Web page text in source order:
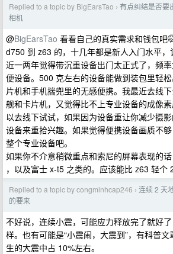
Replied to a topic by BigEarsTao › 有点纠结是否要
相机
@BigEarsTao 看看自己的真实需求和钱包吧
d750 到 z63 的，十几年都是新人入门水平
近一两年觉得带沉重设备出门太正式了，频
便设备。500 克左右的设备能做到装包里轻
片机和手机揣兜里的无感便携。我最近去线
舰和卡片机，又觉得比不上专业设备的成像
以去线下试试，如果因为设备重让你减少摄
设备来重拾兴趣。如果觉得便携设备画质不
整个专业设备吧。
如果你不介意稍微重点和索尼的屏幕表现的
，以及富士 x-t5 之类的。应该能比 z63 轻个
Replied to a topic by congminhcap246 › 连续 2 天
的要来
不好说，连续小震，可能应力释放完了就好
样。也有可能是“小震闹，大震到”，有科普
生的大震中占 10%左右。